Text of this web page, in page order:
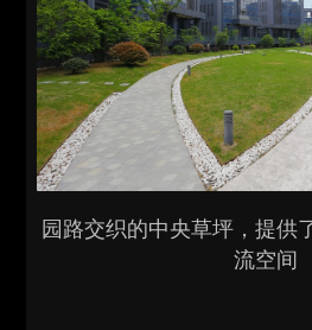
园路交织的中央草坪，提供
流空间